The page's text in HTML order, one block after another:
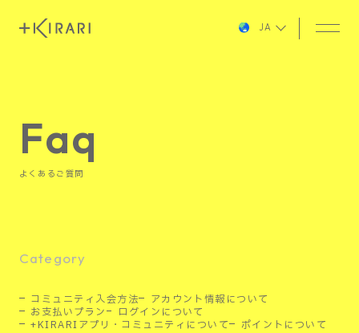
JA
Faq
よくあるご質問
Category
コミュニティ入会方法
アカウント情報について
お支払いプラン
ログインについて
+KIRARIアプリ・コミュニティについて
ポイントについて